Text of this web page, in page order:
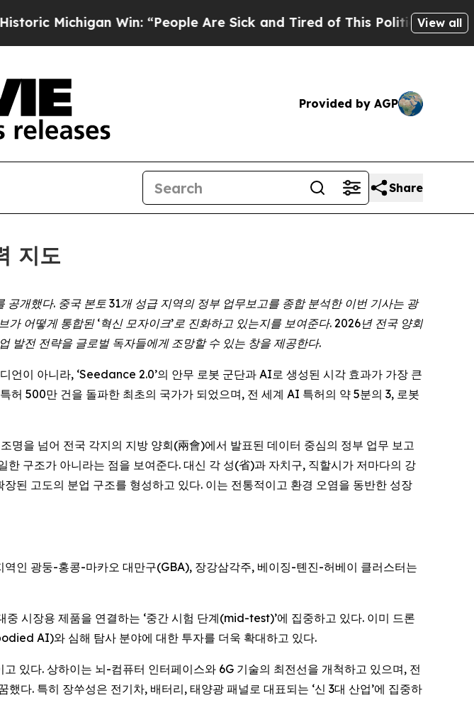
Win: “People Are Sick and Tired of This Politics of Hatred”
View all
Provided by AGP
Share
지도
공개했다. 중국 본토 31개 성급 지역의 정부 업무보고를 종합 분석한 이번 기사는 광
가 어떻게 통합된‘혁신 모자이크’로 진화하고 있는지를 보여준다. 2026년 전국 양회
발전 전략을 글로벌 독자들에게 조망할 수 있는 창을 제공한다.
이 아니라, ‘Seedance 2.0’의 안무 로봇 군단과 AI로 생성된 시각 효과가 가장 큰
허 500만 건을 돌파한 최초의 국가가 되었으며, 전 세계 AI 특허의 약 5분의 3, 로봇
명을 넘어 전국 각지의 지방 양회(兩會)에서 발표된 데이터 중심의 정부 업무 보고
구조가 아니라는 점을 보여준다. 대신 각 성(省)과 자치구, 직할시가 저마다의 강
된 고도의 분업 구조를 형성하고 있다. 이는 전통적이고 환경 오염을 동반한 성장
인 광둥-홍콩-마카오 대만구(GBA), 장강삼각주, 베이징-톈진-허베이 클러스터는
시장용 제품을 연결하는 ‘중간 시험 단계(mid-test)’에 집중하고 있다. 이미 드론
AI)와 심해 탐사 분야에 대한 투자를 더욱 확대하고 있다.
있다. 상하이는 뇌-컴퓨터 인터페이스와 6G 기술의 최전선을 개척하고 있으며, 전
다. 특히 장쑤성은 전기차, 배터리, 태양광 패널로 대표되는 ‘신 3대 산업’에 집중하